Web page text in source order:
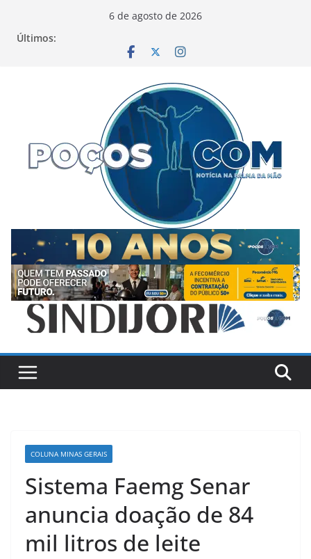
6 de agosto de 2026
Últimos:
COLUNA MINAS GERAIS
Sistema Faemg Senar
anuncia doação de 84
mil litros de leite